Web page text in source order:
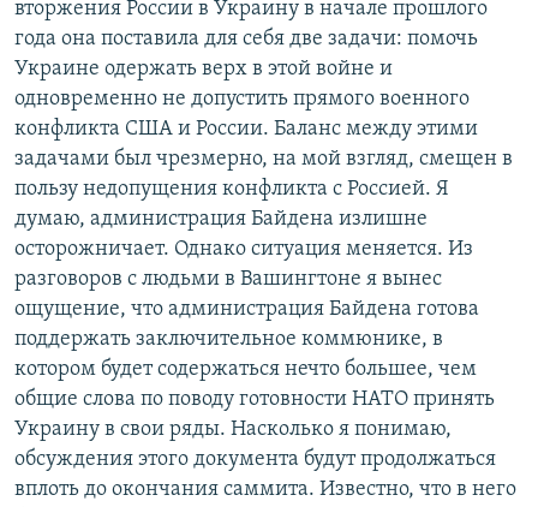
вторжения России в Украину в начале прошлого
года она поставила для себя две задачи: помочь
Украине одержать верх в этой войне и
одновременно не допустить прямого военного
конфликта США и России. Баланс между этими
задачами был чрезмерно, на мой взгляд, смещен в
пользу недопущения конфликта с Россией. Я
думаю, администрация Байдена излишне
осторожничает. Однако ситуация меняется. Из
разговоров с людьми в Вашингтоне я вынес
ощущение, что администрация Байдена готова
поддержать заключительное коммюнике, в
котором будет содержаться нечто большее, чем
общие слова по поводу готовности НАТО принять
Украину в свои ряды. Насколько я понимаю,
обсуждения этого документа будут продолжаться
вплоть до окончания саммита. Известно, что в него